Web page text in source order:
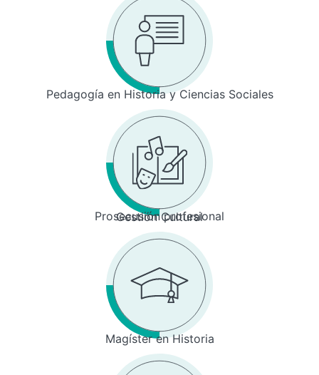
Pedagogía en Historia y Ciencias Sociales
Prosecusión profesional
Gestión Cultural
Magíster en Historia